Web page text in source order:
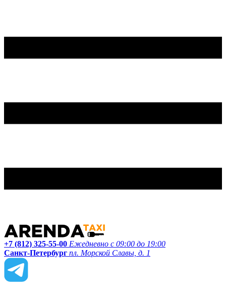
+7 (812) 325-55-00 Ежедневно с 09:00 до 19:00
Санкт-Петербург пл. Морской Славы, д. 1